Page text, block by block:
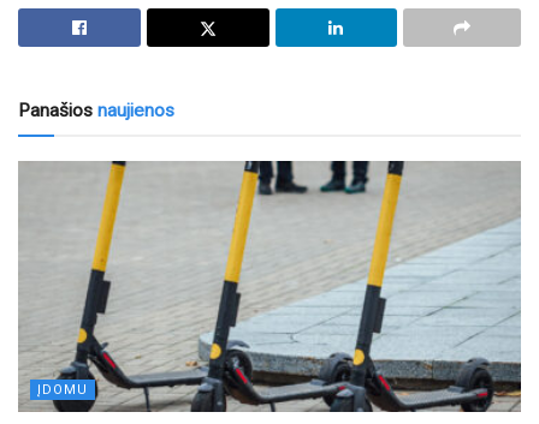
Panašios naujienos
ĮDOMU